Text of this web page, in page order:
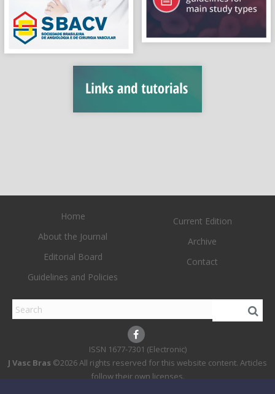
Home
About the Journal
Editorial Board
Guidelines and Policies
Current Edition
Archive
Contact
1677-7301 (Electronic)
J Vasc Bras ©2026 All rights reserved for this website content. Articles
follow their own licenses.